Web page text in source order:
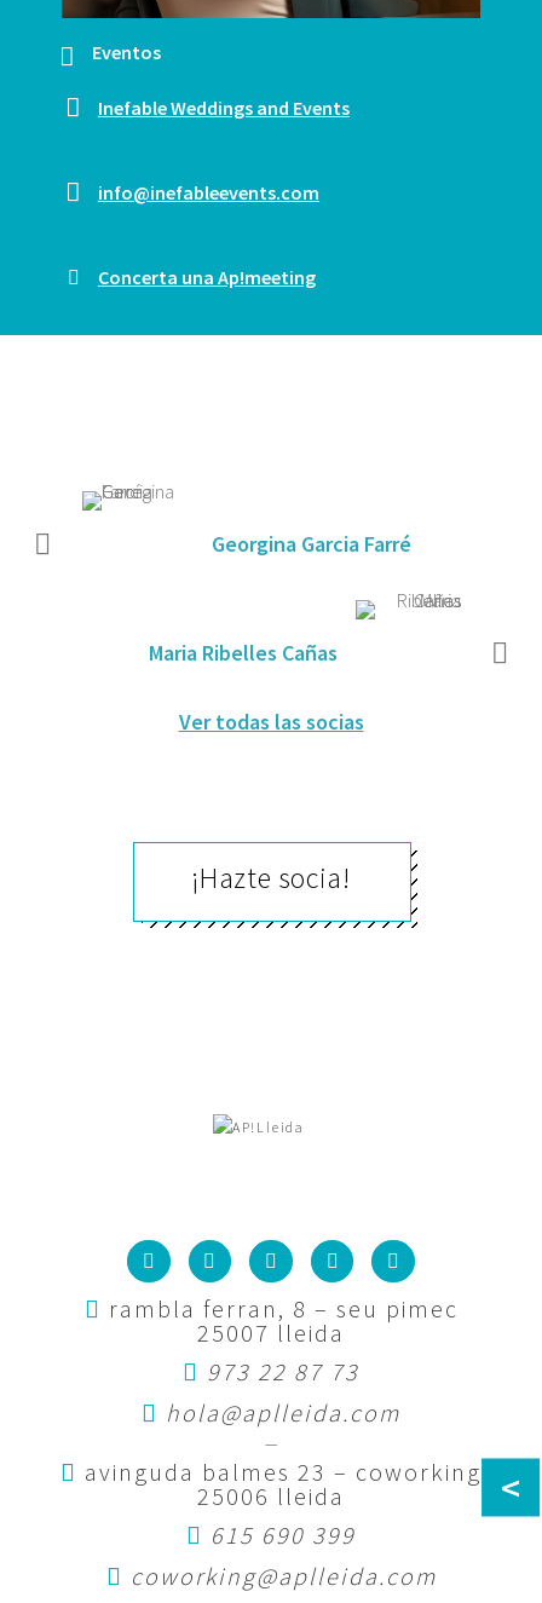
Eventos
Inefable Weddings and Events
info@inefableevents.com
Concerta una Ap!meeting
Georgina Garcia Farré
Maria Ribelles Cañas
Ver todas las socias
¡Hazte socia!
rambla ferran, 8 – seu pimec
25007 lleida
973 22 87 73
hola@aplleida.com
—
avinguda balmes 23 – coworking
25006 lleida
615 690 399
coworking@aplleida.com
<